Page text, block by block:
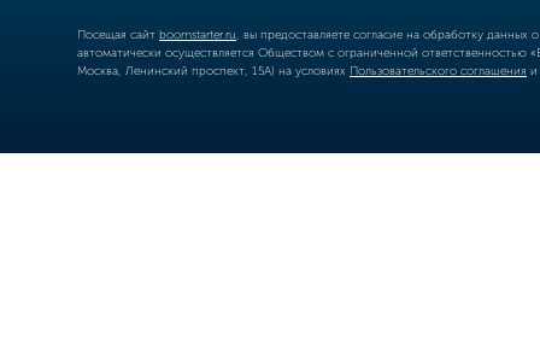
Посещая сайт boomstarter.ru , вы предоставляете согласие на обработку
автоматически осуществляется Обществом с ограниченной
Москва, Ленинский проспект, 15А) на условиях Пользовательского соглашения и